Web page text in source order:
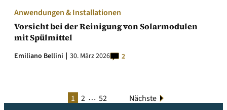
Anwendungen & Installationen
Vorsicht bei der Reinigung von Solarmodulen
mit Spülmittel
Emiliano Bellini 30. März 2026 2
1 2 … 52 Nächste